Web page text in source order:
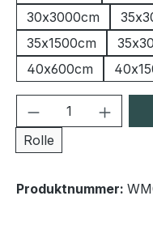
30x3000cm
35x1500cm
40x600cm
Produkt
Rolle
Produktnummer: